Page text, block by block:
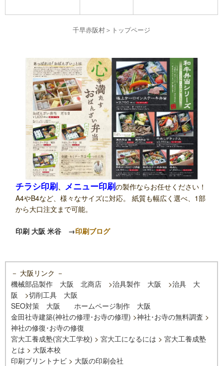
千早赤阪村＞ トップページ
チラシ印刷、 メニュー印刷の製作ならお任せください！
A4やB4など、様々なサイズに対応。 紙質も幅広く選べ、1部
から大口注文まで可能。
印刷 大阪 米谷 →印刷ブログ
－ 大阪リンク －
機械部品製作 大阪 北商店 >治具製作 大阪 >治具 大
阪 >切削工具 大阪
SEO対策 大阪
ホームページ制作 大阪
金田社寺建築(神社の修理･お寺の修理) >神社･お寺の無料調査 >
神社の修復･お寺の修復
宮大工養成塾(宮大工学校) > 宮大工になるには > 宮大工養成塾
とは > 大阪本校
印刷プリントナビ > 大阪の印刷会社